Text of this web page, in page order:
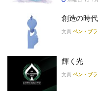
創造の時代
文責 ベン・ブ
輝く光
文責 ベン・ブ